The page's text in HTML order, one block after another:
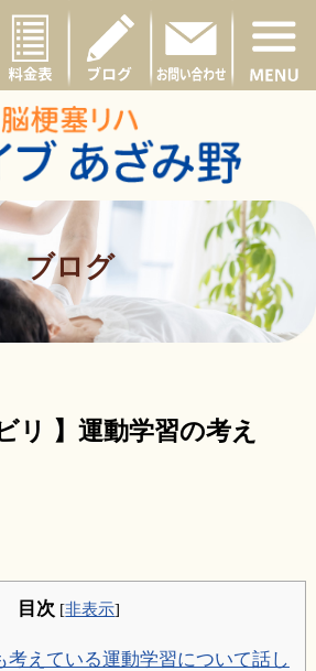
ブログ
リ 】運動学習の考え
目次 [非表示]
考えている運動学習について話し